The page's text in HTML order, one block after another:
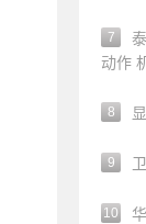
7
动作
8
9
10